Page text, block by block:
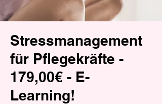
Stressmanagement
für Pflegekräfte -
179,00€ - E-
Learning!